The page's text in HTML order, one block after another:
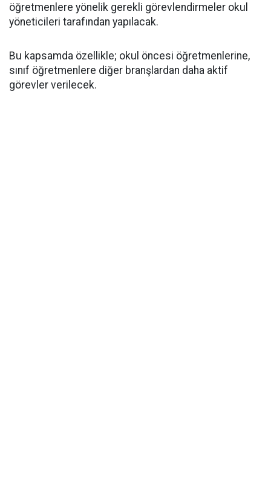
öğretmenlere yönelik gerekli görevlendirmeler okul
yöneticileri tarafından yapılacak.
Bu kapsamda özellikle; okul öncesi öğretmenlerine,
sınıf öğretmenlere diğer branşlardan daha aktif
görevler verilecek.